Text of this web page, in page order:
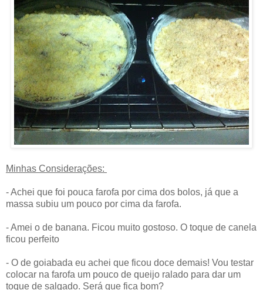
Minhas Considerações:
- Achei que foi pouca farofa por cima dos bolos, já que a
massa subiu um pouco por cima da farofa.
- Amei o de banana. Ficou muito gostoso. O toque de canela
ficou perfeito
- O de goiabada eu achei que ficou doce demais! Vou testar
colocar na farofa um pouco de queijo ralado para dar um
toque de salgado. Será que fica bom?